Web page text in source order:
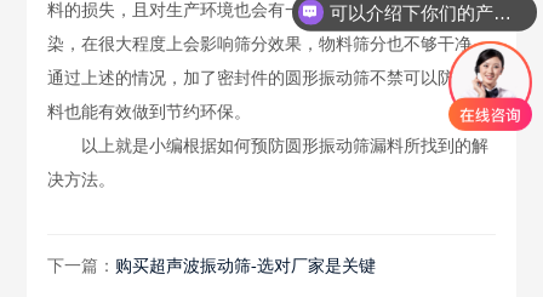
料的损失，且对生产环境也会有一定的影响，造成环境污
染，在很大程度上会影响筛分效果，物料筛分也不够干净。
通过上述的情况，加了密封件的圆形振动筛不禁可以防止漏
料也能有效做到节约环保。
以上就是小编根据如何预防圆形振动筛漏料所找到的解
决方法。
下一篇： 购买超声波振动筛-选对厂家是关键
可以介绍下你们的产品么？